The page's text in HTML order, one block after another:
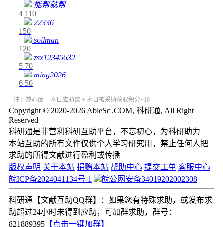
能帮就帮
4 110
22336
150
soilman
120
zsx12345632
5 70
ming2026
6 50
注：热心度 = 本日应助数 + 本日被采纳获取积分÷10
Copyright © 2020-2026 AbleSci.COM, 科研通, All Right
Reserved
科研通是非营利科研互助平台，不忘初心，为科研助力
本站互助的所有文件仅供个人学习研究用，禁止任何人把
求助的所得文献进行盈利或传播
版权声明 关于本站 捐赠本站 帮助中心 提交工单 客服中心
皖ICP备2024041134号-1
皖公网安备34019202002308
科研通【文献互助QQ群】：如果您有特殊求助，或发布求
助超过24小时未得到应助，可加群求助，群号：
821889395 【点击一键加群】